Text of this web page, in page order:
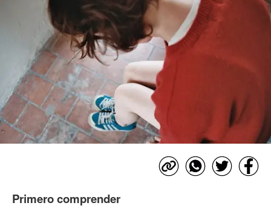
Primero comprender